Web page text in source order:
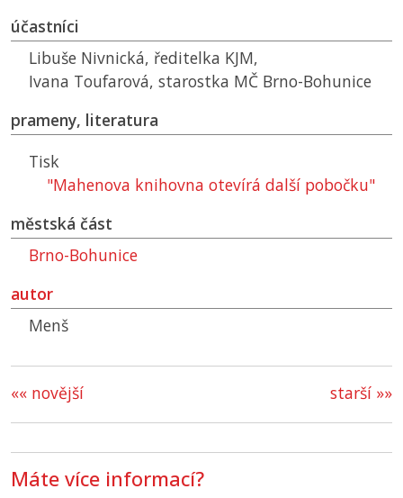
účastníci
Libuše Nivnická, ředitelka KJM,
Ivana Toufarová, starostka MČ Brno-Bohunice
prameny, literatura
Tisk
"Mahenova knihovna otevírá další pobočku"
městská část
Brno-Bohunice
autor
Menš
starší »»
«« novější
Máte více informací?